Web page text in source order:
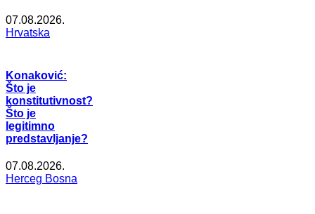
07.08.2026.
Hrvatska
Konaković:
Što je
konstitutivnost?
Što je
legitimno
predstavljanje?
07.08.2026.
Herceg Bosna